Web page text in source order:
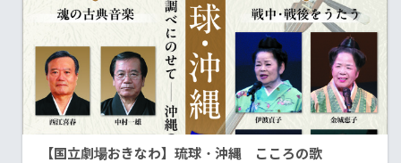
【国立劇場おきなわ】琉球・沖縄 こころの歌